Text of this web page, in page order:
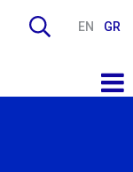
EN GR